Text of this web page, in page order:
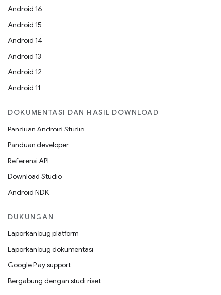
Android 16
Android 15
Android 14
Android 13
Android 12
Android 11
DOKUMENTASI DAN HASIL DOWNLOAD
Panduan Android Studio
Panduan developer
Referensi API
Download Studio
Android NDK
DUKUNGAN
Laporkan bug platform
Laporkan bug dokumentasi
Google Play support
Bergabung dengan studi riset